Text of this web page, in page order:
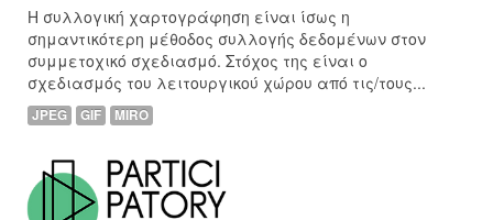
Η συλλογική χαρτογράφηση είναι ίσως η
σημαντικότερη μέθοδος συλλογής δεδομένων στον
συμμετοχικό σχεδιασμό. Στόχος της είναι ο
σχεδιασμός του λειτουργικού χώρου από τις/τους...
JPEG GIF MIRO